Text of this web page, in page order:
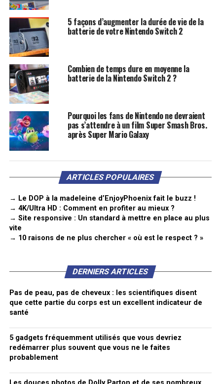
5 façons d’augmenter la durée de vie de la
batterie de votre Nintendo Switch 2
Combien de temps dure en moyenne la
batterie de la Nintendo Switch 2 ?
Pourquoi les fans de Nintendo ne devraient
pas s’attendre à un film Super Smash Bros.
après Super Mario Galaxy
ARTICLES POPULAIRES
→ Le DOP à la madeleine d’EnjoyPhoenix fait le buzz !
→ 4K/Ultra HD : Comment en profiter au mieux ?
→ Site responsive : Un standard à mettre en place au plus
vite
→ 10 raisons de ne plus chercher « où est le respect ? »
DERNIERS ARTICLES
Pas de peau, pas de cheveux : les scientifiques disent
que cette partie du corps est un excellent indicateur de
santé
5 gadgets fréquemment utilisés que vous devriez
redémarrer plus souvent que vous ne le faites
probablement